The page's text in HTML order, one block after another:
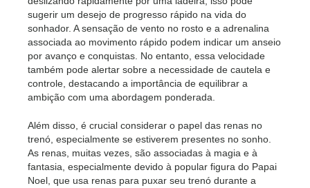
sugerir um desejo de progresso rápido na vida do
sonhador. A sensação de vento no rosto e a adrenalina
associada ao movimento rápido podem indicar um anseio
por avanço e conquistas. No entanto, essa velocidade
também pode alertar sobre a necessidade de cautela e
controle, destacando a importância de equilibrar a
ambição com uma abordagem ponderada.
Além disso, é crucial considerar o papel das renas no
trenó, especialmente se estiverem presentes no sonho.
As renas, muitas vezes, são associadas à magia e à
fantasia, especialmente devido à popular figura do Papai
Noel, que usa renas para puxar seu trenó durante a